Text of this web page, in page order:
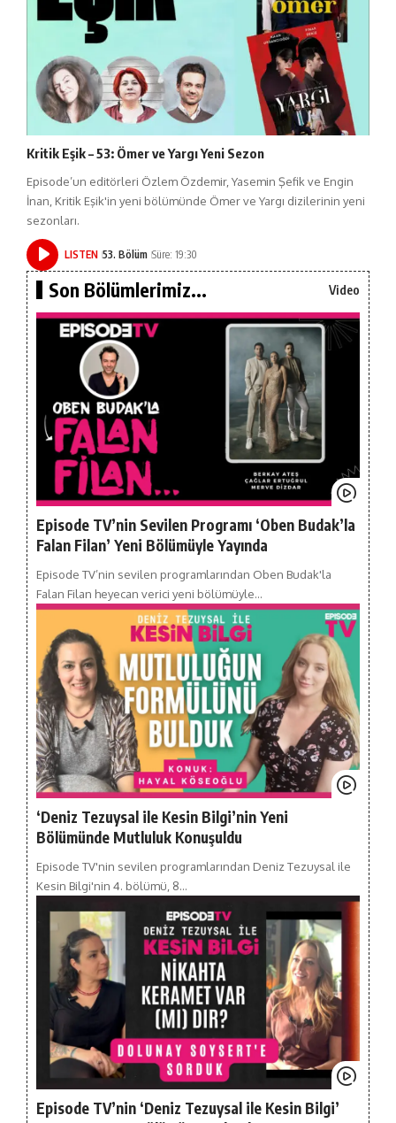
Kritik Eşik – 53: Ömer ve Yargı Yeni Sezon
Episode’un editörleri Özlem Özdemir, Yasemin Şefik ve Engin
İnan, Kritik Eşik'in yeni bölümünde Ömer ve Yargı dizilerinin yeni
sezonları.
LISTEN 53. Bölüm Süre: 19:30
Son Bölümlerimiz... Video
Episode TV’nin Sevilen Programı ‘Oben Budak’la
Falan Filan’ Yeni Bölümüyle Yayında
Episode TV’nin sevilen programlarından Oben Budak'la
Falan Filan heyecan verici yeni bölümüyle…
‘Deniz Tezuysal ile Kesin Bilgi’nin Yeni
Bölümünde Mutluluk Konuşuldu
Episode TV'nin sevilen programlarından Deniz Tezuysal ile
Kesin Bilgi'nin 4. bölümü, 8…
Episode TV’nin ‘Deniz Tezuysal ile Kesin Bilgi’